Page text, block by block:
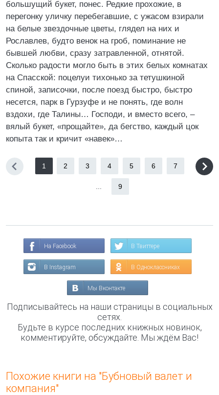
большущий букет, понес. Редкие прохожие, в
перегонку уличку перебегавшие, с ужасом взирали
на белые звездочные цветы, глядел на них и
Рославлев, будто венок на гроб, поминание не
бывшей любви, сразу затравленной, отнятой.
Сколько радости могло быть в этих белых комнатах
на Спасской: поцелуи тихонько за тетушкиной
спиной, записочки, после поезд быстро, быстро
несется, парк в Гурзуфе и не понять, где волн
вздохи, где Талины… Господи, и вместо всего, –
вялый букет, «прощайте», да бегство, каждый цок
копыта так и кричит «навек»…
1 2 3 4 5 6 7
9
На Facebook В Твиттере
В Instagram В Одноклассниках
Мы Вконтакте
Подписывайтесь на наши страницы в социальных
сетях.
Будьте в курсе последних книжных новинок,
комментируйте, обсуждайте. Мы ждём Вас!
Похожие книги на "Бубновый валет и
компания"